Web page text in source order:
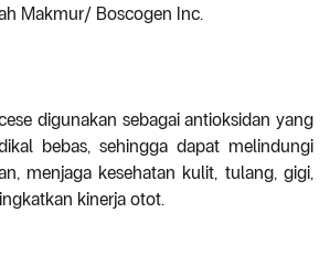
Makmur/ Boscogen Inc.
digunakan sebagai antioksidan yang
bebas, sehingga dapat melindungi
menjaga kesehatan kulit, tulang, gigi,
kinerja otot.